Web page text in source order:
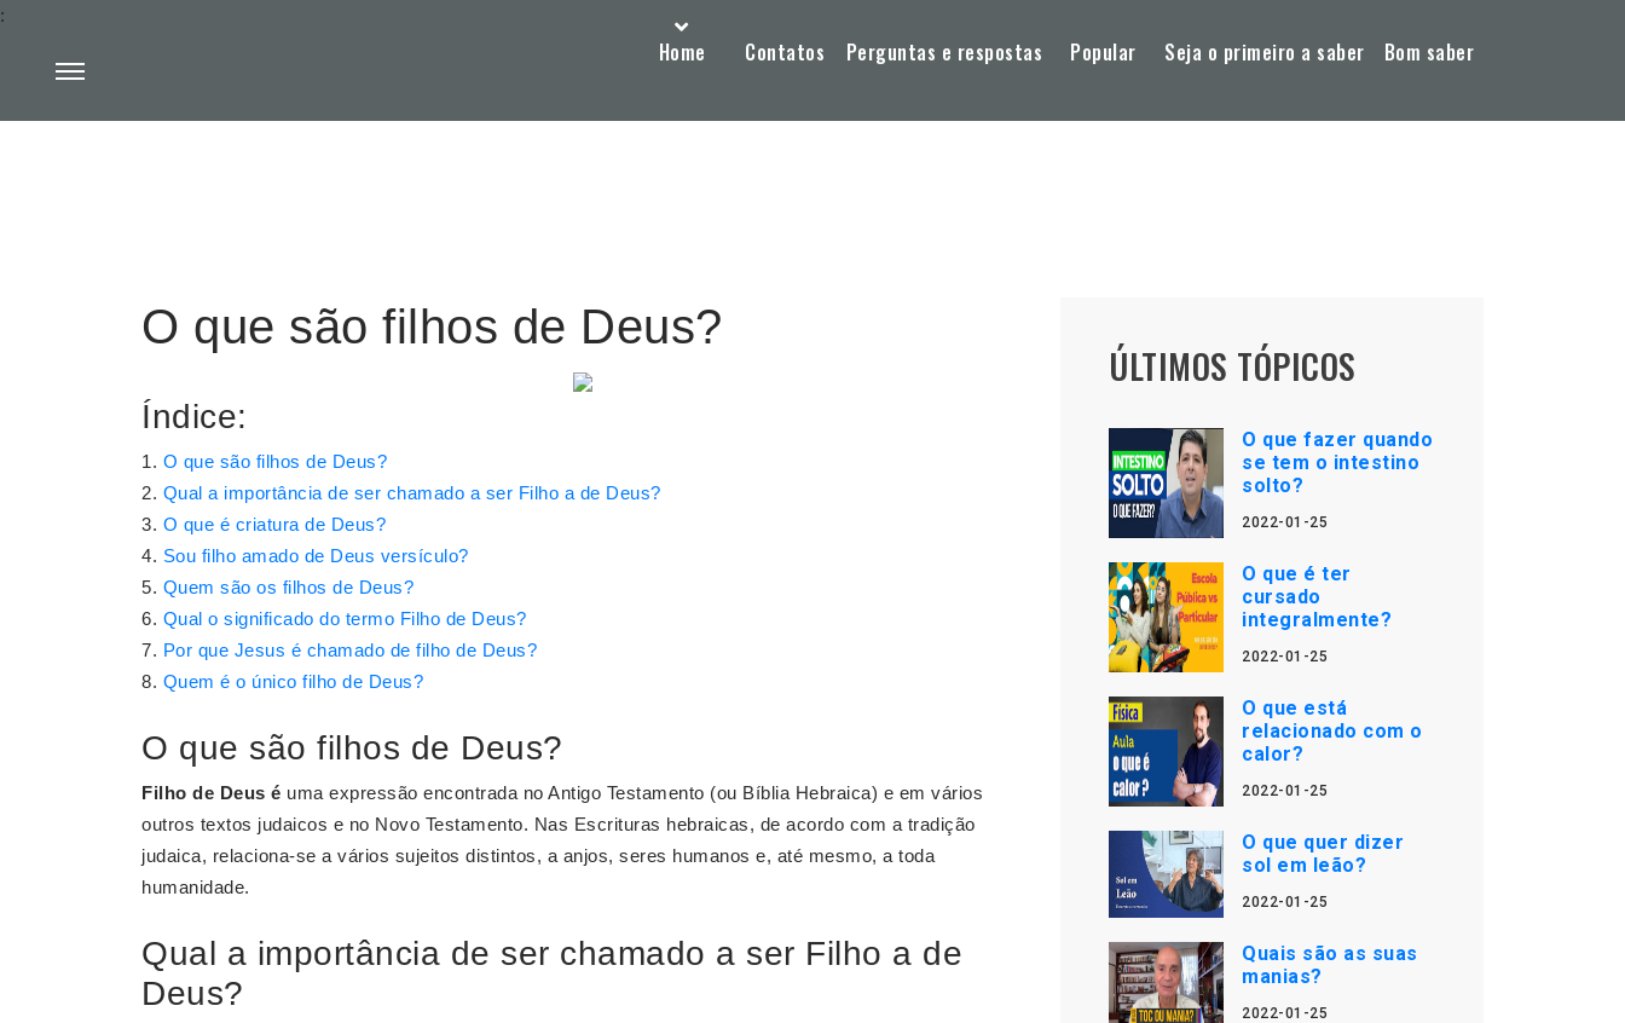
Home Contatos Perguntas e respostas Popular Seja o primeiro a saber Bom saber
:
O que são filhos de Deus?
Índice:
O que são filhos de Deus?
Qual a importância de ser chamado a ser Filho a de Deus?
O que é criatura de Deus?
Sou filho amado de Deus versículo?
Quem são os filhos de Deus?
Qual o significado do termo Filho de Deus?
Por que Jesus é chamado de filho de Deus?
Quem é o único filho de Deus?
O que são filhos de Deus?
Filho de Deus é uma expressão encontrada no Antigo Testamento (ou Bíblia Hebraica) e em vários
outros textos judaicos e no Novo Testamento. Nas Escrituras hebraicas, de acordo com a tradição
judaica, relaciona-se a vários sujeitos distintos, a anjos, seres humanos e, até mesmo, a toda
humanidade.
Qual a importância de ser chamado a ser Filho a de
Deus?
ÚLTIMOS TÓPICOS
O que fazer quando
se tem o intestino
solto?
2022-01-25
O que é ter
cursado
integralmente?
2022-01-25
O que está
relacionado com o
calor?
2022-01-25
O que quer dizer
sol em leão?
2022-01-25
Quais são as suas
manias?
2022-01-25